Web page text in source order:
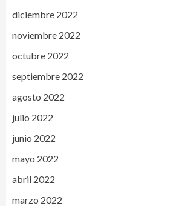
diciembre 2022
noviembre 2022
octubre 2022
septiembre 2022
agosto 2022
julio 2022
junio 2022
mayo 2022
abril 2022
marzo 2022